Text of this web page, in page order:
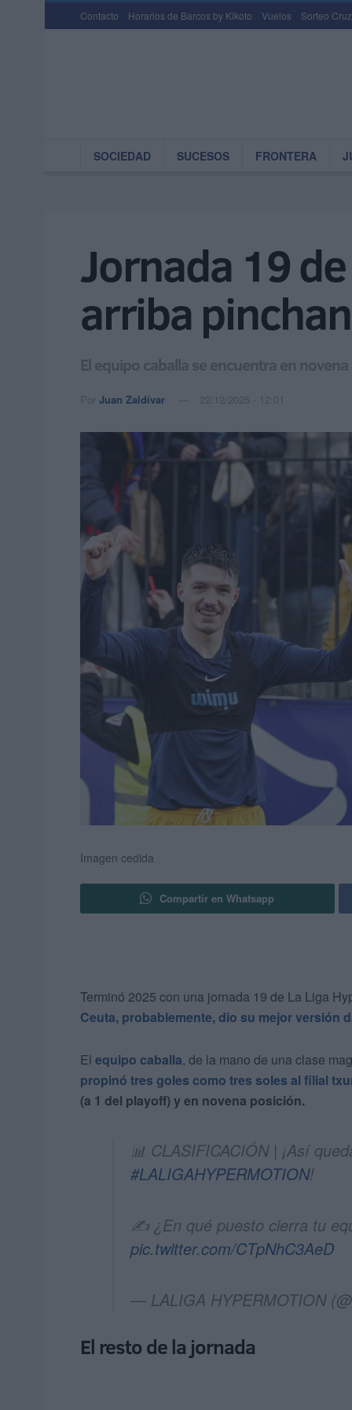
Contacto Horarios de Barcos by Kikoto Vuelos Sorteo
SOCIEDAD SUCESOS FRONTERA
Jornada 19
arriba
El equipo caballa se encuentra en
Por Juan Zaldívar 22/12/2025 - 12:01
Imagen cedida
Compartir en Whatsapp
Terminó 2025 con una jornada 19 de La Liga
Ceuta, probablemente, dio su mejor versión
El equipo caballa, de la mano de una clase
propinó tres goles como tres soles al filial
(a 1 del playoff) y en novena posición.
📊 CLASIFICACIÓN | ¡Así
#LALIGAHYPERMOTION!
✍️ ¿En qué puesto cierra tu
pic.twitter.com/CTpNhC3AeD
— LALIGA HYPERMOTION
El resto de la jornada